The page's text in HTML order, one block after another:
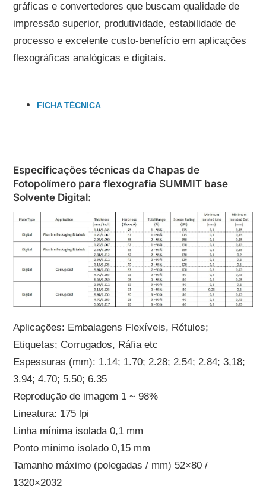
gráficas e convertedores que buscam qualidade de
impressão superior, produtividade, estabilidade de
processo e excelente custo-benefício em aplicações
flexográficas analógicas e digitais.
FICHA TÉCNICA
Especificações técnicas da Chapas de
Fotopolímero para flexografia SUMMIT base
Solvente Digital:
Aplicações: Embalagens Flexíveis, Rótulos;
Etiquetas; Corrugados, Ráfia etc
Espessuras (mm): 1.14; 1.70; 2.28; 2.54; 2.84; 3,18;
3.94; 4.70; 5.50; 6.35
Reprodução de imagem 1 ~ 98%
Lineatura: 175 lpi
Linha mínima isolada 0,1 mm
Ponto mínimo isolado 0,15 mm
Tamanho máximo (polegadas / mm) 52×80 /
1320×2032